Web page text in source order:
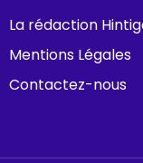
La rédaction
Mentions Légales
Contactez-nous